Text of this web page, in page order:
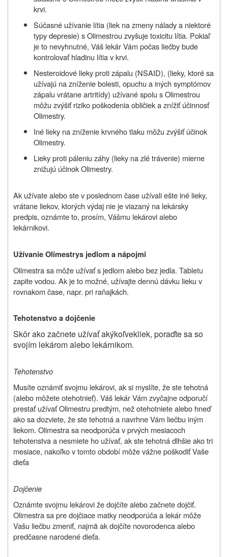
krvi.
Súčasné užívanie lítia (liek na zmeny nálady a niektoré
typy depresie) s Olimestrou zvyšuje toxicitu lítia. Pokiaľ
je to nevyhnutné, Váš lekár Vám počas liečby bude
kontrolovať hladinu lítia v krvi.
Nesteroidové lieky proti zápalu (NSAID), (lieky, ktoré sa
užívajú na zníženie bolesti, opuchu a iných symptómov
zápalu vrátane artritídy) užívané spolu s Olimestrou
môžu zvýšiť riziko poškodenia obličiek a znížiť účinnosť
Olimestry.
Iné lieky na zníženie krvného tlaku môžu zvýšiť účinok
Olimestry.
Lieky proti páleniu záhy (lieky na zlé trávenie) mierne
znižujú účinok Olimestry.
Ak užívate alebo ste v poslednom čase užívali ešte iné lieky,
vrátane liekov, ktorých výdaj nie je viazaný na lekársky
predpis, oznámte to, prosím, Vášmu lekárovi alebo
lekárnikovi.
UžívanieOlimestrys jedlom a nápojmi
Olimestra sa môže užívať s jedlom alebo bez jedla. Tabletu
zapite vodou. Ak je to možné, užívajte dennú dávku lieku v
rovnakom čase, napr. pri raňajkách.
Tehotenstvo a dojčenie
Skôr ako začnete užívaťakýkoľvekliek, poraďte sa so
svojím lekáromalebo lekárnikom.
Tehotenstvo
Musíte oznámiť svojmu lekárovi, ak si myslíte, že ste tehotná
(alebo môžete otehotnieť). Váš lekár Vám zvyčajne odporučí
prestať užívať Olimestru predtým, než otehotniete alebo hneď
ako sa dozviete, že ste tehotná a navrhne Vám liečbu iným
liekom. Olimestra sa neodporúča v prvých mesiacoch
tehotenstva a nesmiete ho užívať, ak ste tehotná dlhšie ako tri
mesiace, nakoľko v tomto období môže vážne poškodiť Vaše
dieťa
Dojčenie
Oznámte svojmu lekárovi že dojčíte alebo začnete dojčiť.
Olimestra sa pre dojčiace matky neodporúča a lekár môže
Vašu liečbu zmeniť, najmä ak dojčíte novorodenca alebo
predčasne narodené dieťa.